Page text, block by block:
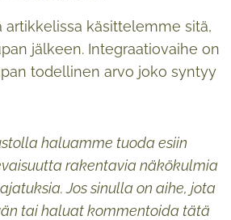
artikkelissa käsittelemme sitä,
jälkeen. Integraatiovaihe on
todellinen arvo joko syntyy
haluamme tuoda esiin
rakentavia näkökulmia
Jos sinulla on aihe, jota
tai haluat kommentoida tätä